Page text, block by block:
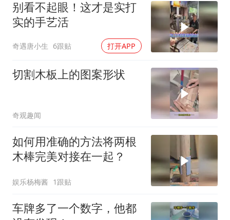
别看不起眼！这才是实打
实的手艺活
奇遇唐小生 6跟贴 打开APP
切割木板上的图案形状
奇观趣闻
如何用准确的方法将两根
木棒完美对接在一起？
娱乐杨梅酱 1跟贴
车牌多了一个数字，他都